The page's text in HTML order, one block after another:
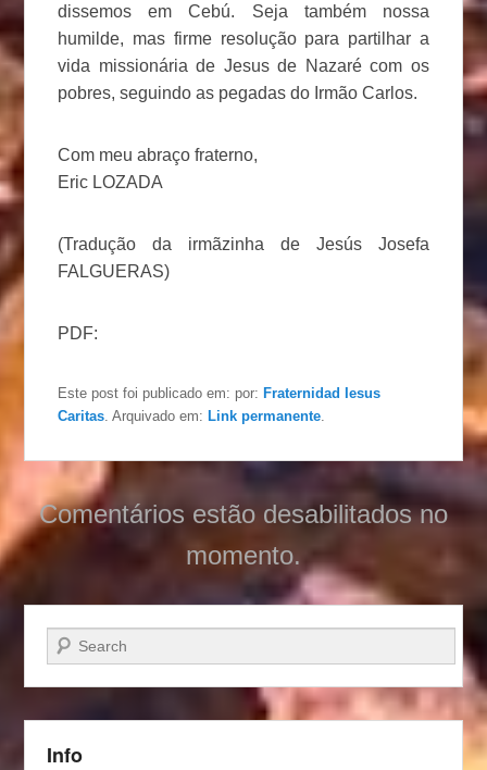
dissemos em Cebú. Seja também nossa
humilde, mas firme resolução para partilhar a
vida missionária de Jesus de Nazaré com os
pobres, seguindo as pegadas do Irmão Carlos.
Com meu abraço fraterno,
Eric LOZADA
(Tradução da irmãzinha de Jesús Josefa
FALGUERAS)
PDF:
Este post foi publicado em: por:Fraternidad Iesus
Caritas . Arquivado em:Link permanente
Comentários estão desabilitados no
momento.
Pesquisar…
Info